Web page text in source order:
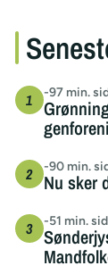
-97 min.
-90 min.
Nu sker
-51 min.